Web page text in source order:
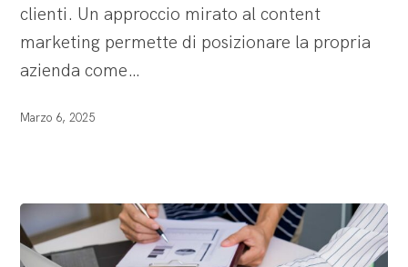
clienti. Un approccio mirato al content
marketing permette di posizionare la propria
azienda come…
Marzo 6, 2025